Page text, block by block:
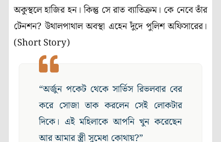
অকুস্থলে হাজির হন। কিন্তু সে রাত ব্যাতিক্রম। কে নেবে তাঁর
টেনশন? উথালপাথাল অবস্থা এহেন দুঁদে পুলিশ অফিসারের।
(Short Story)
“অর্জুন পকেট থেকে সার্ভিস রিভলবার বের
করে সোজা তাক করলেন সেই লোকটার
দিকে। এই মহিলাকে আপনি খুন করেছেন
আর আমার স্ত্রী সুমেধা কোথায়?”